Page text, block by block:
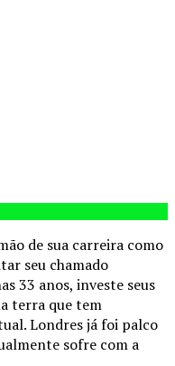
de sua carreira como
seu chamado
33 anos, investe seus
terra que tem
Londres já foi palco
sofre com a